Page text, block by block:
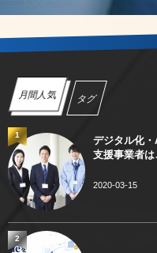
月間人気 タグ
デジタル化
支援事業者
2020-03-15
1
2